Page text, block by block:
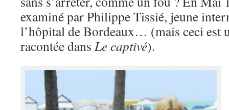
examiné par Philippe Tissié, jeune
l’hôpital de Bordeaux… (mais ceci est
racontée dans Le captivé).